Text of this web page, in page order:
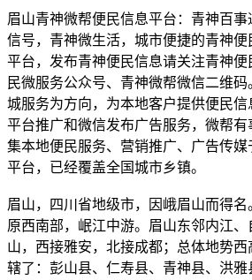
眉山青神微帮便民信息平台：青神百
信号，青神微生活，城市便捷的青神
平台，发布青神便民信息请关注青神
民微服务公众号、青神微帮微信二维
城服务为方向，为本地客户提供便民
平台推广和微信发布广告服务，微帮
集本地便民服务、营销推广、广告传
平台，已经覆盖全国城市乡镇。
眉山，四川省地级市，因峨眉山而得
原西南部，岷江中游。眉山东邻内江
山，西接雅安，北接成都；总体地势
辖了：彭山县、仁寿县、青神县、洪雅